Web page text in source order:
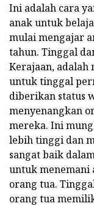
Ini adalah cara
anak untuk
mulai mengajar
tahun. Tinggal
Kerajaan,
untuk tinggal
diberikan status
menyenangkan
mereka. Ini
lebih tinggi dan
sangat baik
untuk menemani
orang tua.
orang tua